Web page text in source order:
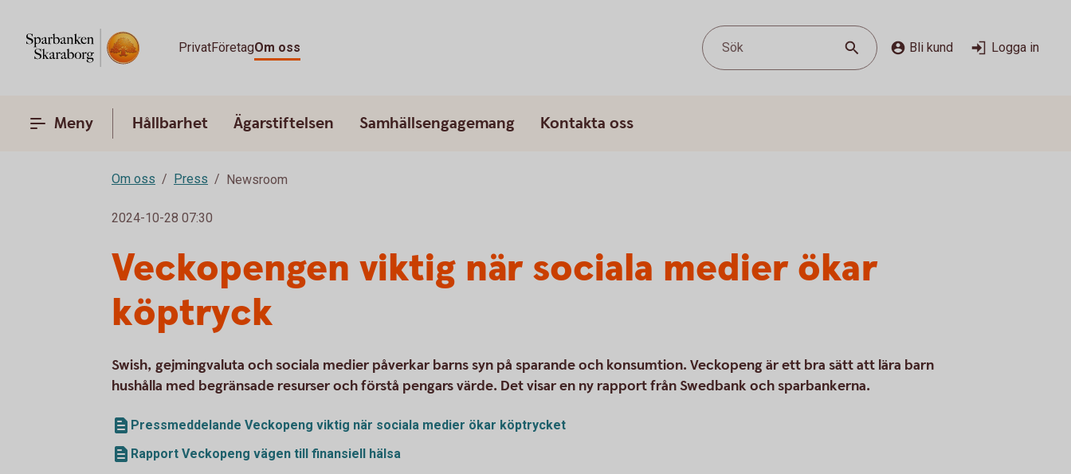
PrivatFöretagOm oss Sök Bli kund Logga in
Meny Hållbarhet Ägarstiftelsen Samhällsengagemang Kontakta oss
Om oss Press Newsroom
2024-10-28 07:30
Veckopengen viktig när sociala medier ökar
köptryck
Swish, gejmingvaluta och sociala medier påverkar barns syn på sparande och konsumtion. Veckopeng är ett bra sätt att lära barn
hushålla med begränsade resurser och förstå pengars värde. Det visar en ny rapport från Swedbank och sparbankerna.
Pressmeddelande Veckopeng viktig när sociala medier ökar köptrycket
Rapport Veckopeng vägen till finansiell hälsa